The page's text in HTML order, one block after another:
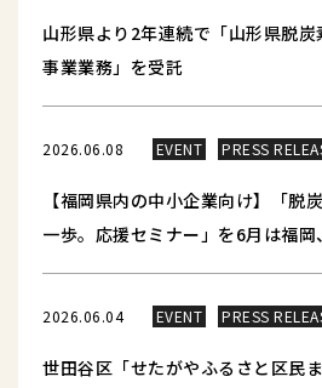
山形県より2年連続で「山形県脱
事業業務」を受託
2026.06.08 EVENT PRESS
【福岡県内の中小企業向け】「脱
一歩。応援セミナー」を6月は福
エコテクノ2026で開催！参加申し
2026.06.04 EVENT PRESS
世田谷区「せたがやふるさと区民